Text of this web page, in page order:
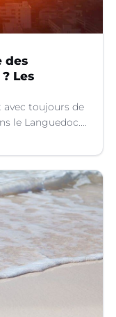
des
Les
avec toujours de
le Languedoc.